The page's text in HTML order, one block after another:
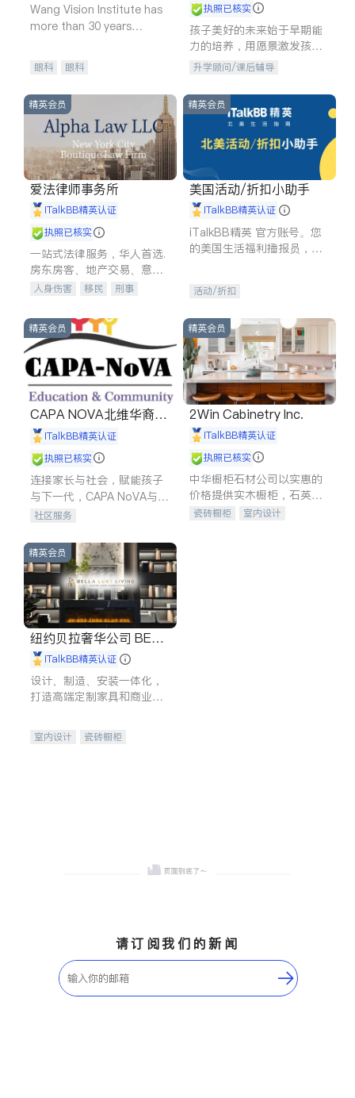
Wang Vision Institute has
more than 30 years
眼科 眼科
执照已核实
孩子美好的未来始于早期能
力的培养，用愿景激发孩子
的学习潜力和动力。理念：
拥有成长型心态是成功的基
石。
升学顾问/课后辅导
精英会员
爱法律师事务所
iTalkBB精英认证
执照已核实
一站式法律服务，华人首选.
房东房客、地产交易、意外
伤害、车祸重伤、商业诉
建筑合同、刑事案件全包办
人身伤害 移民
刑事
信托/遗嘱
商业
索赔
律师-其它 保释
精英会员
美国活动/折扣小助手
iTalkBB精英认证
iTalkBB精英 官方账号。您
的美国生活福利播报员，精
专属福利。
活动/折扣
精英会员
CAPA NOVA北维华裔家
长会iTalkBB精英认证
执照已核实
连接家长与社会，赋能孩子
与下一代，CAPA NoVA与您
携手建设包容、公平、充满
社区服务
精英会员
2Win Cabinetry Inc.
iTalkBB精英认证
执照已核实
中华橱柜石材公司以实惠的
价格提供实木橱柜，石英石
台面，多种优质不锈钢水
瓷砖橱柜
室内设计
精英会员
纽约贝拉奢华公司 BELL
A LUXE
iTalkBB精英认证
设计、制造、安装一体化，
打造高端定制家具和商业空
室内设计
瓷砖橱柜
请订阅我们的新闻